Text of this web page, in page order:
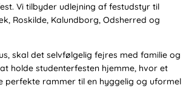
Vi tilbyder udlejning af festudstyr til
Roskilde, Kalundborg, Odsherred og
skal det selvfølgelig fejres med familie og
holde studenterfesten hjemme, hvor et
perfekte rammer til en hyggelig og uformel